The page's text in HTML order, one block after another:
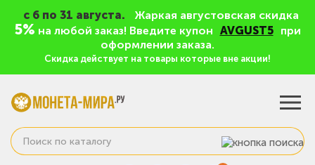
c 6 по 31 августа. Жаркая августовская скидка
5% на любой заказ! Введите купон AVGUST5
при
оформлении заказа.
Скидка действует на товары которые вне акции!